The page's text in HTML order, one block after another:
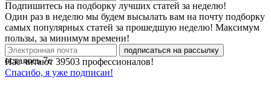
Подпишитесь на подборку лучших статей за неделю!
Один раз в неделю мы будем высылать вам на почту подборку
самых популярных статей за прошедшую неделю! Максимум
пользы, за минимум времени!
подписаться на рассылку
Нас читают 39503 профессионалов!
Спасибо, я уже подписан!
осталось7с